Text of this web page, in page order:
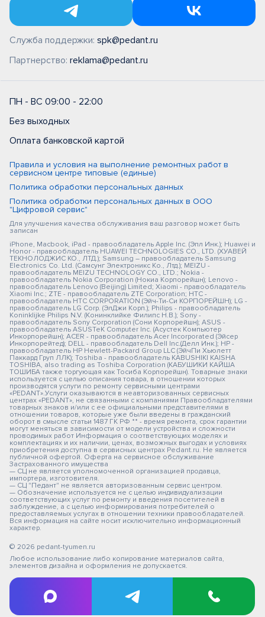
Служба поддержки: spk@pedant.ru
Партнерство: reklama@pedant.ru
ПН - ВС 09:00 - 22:00
Без выходных
Оплата банковской картой
Правила и условия на выполнение ремонтных работ в
сервисном центре типовые (единые)
Политика обработки персональных данных
Политика обработки персональных данных в ООО
"Цифровой сервис"
Для улучшения качества обслуживания ваш разговор может быть
записан
iPhone, Macbook, iPad - правообладатель Apple Inc. (Эпл Инк.); Huawei и
Honor - правообладатель HUAWEI TECHNOLOGIES CO., LTD. (ХУАВЕЙ
ТЕКНОЛОДЖИС КО., ЛТД.); Samsung – правообладатель Samsung
Electronics Co. Ltd. (Самсунг Электроникс Ко., Лтд.); MEIZU -
правообладатель MEIZU TECHNOLOGY CO., LTD.; Nokia -
правообладатель Nokia Corporation (Нокиа Корпорейшн); Lenovo -
правообладатель Lenovo (Beijing) Limited; Xiaomi - правообладатель
Xiaomi Inc.; ZTE - правообладатель ZTE Corporation; HTC -
правообладатель HTC CORPORATION (Эйч-Ти-Си КОРПОРЕЙШН); LG -
правообладатель LG Corp. (ЭлДжи Корп.); Philips - правообладатель
Koninklijke Philips N.V. (Конинклийке Филипс Н.В.); Sony -
правообладатель Sony Corporation (Сони Корпорейшн); ASUS -
правообладатель ASUSTeK Computer Inc. (Асустек Компьютер
Инкорпорейшн); ACER - правообладатель Acer Incorporated (Эйсер
Инкорпорейтед); DELL - правообладатель Dell Inc.(Делл Инк.); HP -
правообладатель HP Hewlett-Packard Group LLC (ЭйчПи Хьюлетт
Паккард Груп ЛЛК); Toshiba - правообладатель KABUSHIKI KAISHA
TOSHIBA, also trading as Toshiba Corporation (КАБУШИКИ КАЙША
ТОШИБА также торгующая как Тосиба Корпорейшн). Товарные знаки
используется с целью описания товара, в отношении которых
производятся услуги по ремонту сервисными центрами
«PEDANT».Услуги оказываются в неавторизованных сервисных
центрах «PEDANT», не связанными с компаниями Правообладателями
товарных знаков и/или с ее официальными представителями в
отношении товаров, которые уже были введены в гражданский
оборот в смысле статьи 1487 ГК РФ ** - время ремонта, срок гарантии
могут меняться в зависимости от модели устройства и сложности
проводимых работ Информация о соответствующих моделях и
комплектациях и их наличии, ценах, возможных выгодах и условиях
приобретения доступна в сервисных центрах Pedant.ru. Не является
публичной офертой. Оферта на сервисное обслуживание
Застрахованного имущества
— СЦ не является уполномоченной организацией продавца,
импортера, изготовителя.
— СЦ "Педант" не является авторизованным сервис центром.
— Обозначение используется не с целью индивидуализации
соответствующих услуг по ремонту и введения посетителей в
заблуждение, а с целью информирования потребителей о
предоставляемых услугах в отношении техники правообладателей.
Вся информация на сайте носит исключительно информационный
характер.
© 2026 pedant-tyumen.ru
Любое использование либо копирование материалов сайта,
элементов дизайна и оформления не допускается.